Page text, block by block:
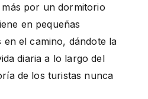
por un dormitorio
en pequeñas
el camino, dándote la
diaria a lo largo del
de los turistas nunca